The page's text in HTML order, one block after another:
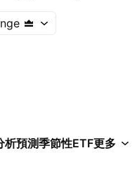
析預測季節性ETF更多